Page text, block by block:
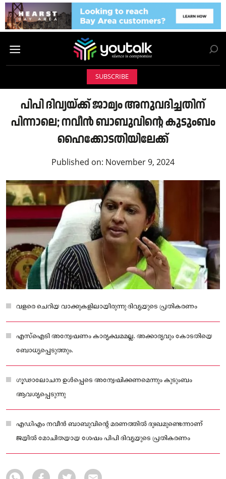
SUBSCRIBE
പിപി ദിവ്യയ്ക്ക് ജാമ്യം അനുവദിച്ചതിന്
പിന്നാലെ; നവീന്‍ ബാബുവിന്റെ കുടുംബം
ഹൈക്കോടതിയിലേക്ക്
Published on: November 9, 2024
വളരെ ചെറിയ വാക്കുകളിലായിരുന്നു ദിവ്യയുടെ പ്രതികരണം
എസ്‌ഐടി അന്വേഷണം കാര്യക്ഷമമല്ല. അക്കാര്യവും കോടതിയെ
ബോധ്യപ്പെടുത്തും.
ഗൂഢാലോചന ഉള്‍പ്പെടെ അന്വേഷിക്കണമെന്നും കുടുംബം
ആവശ്യപ്പെടുന്നു
എഡിഎം നവീന്‍ ബാബുവിന്റെ മരണത്തില്‍ ദുഃഖമുണ്ടെന്നാണ്
ജയില്‍ മോചിതയായ ശേഷം പിപി ദിവ്യയുടെ പ്രതികരണം